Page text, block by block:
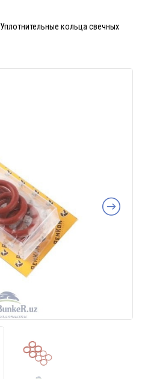
Уплотнительные кольца свечных